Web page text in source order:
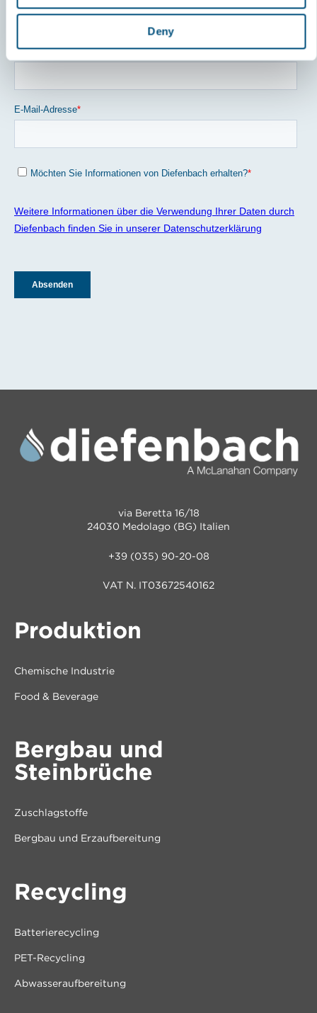
Deny
via Beretta 16/18
24030 Medolago (BG) Italien
+39 (035) 90-20-08
VAT N. IT03672540162
Produktion
Chemische Industrie
Food & Beverage
Bergbau und
Steinbrüche
Zuschlagstoffe
Bergbau und Erzaufbereitung
Recycling
Batterierecycling
PET-Recycling
Abwasseraufbereitung